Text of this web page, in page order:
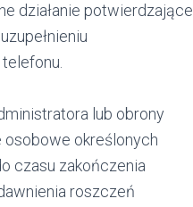
działanie potwierdzające
lub obrony
określonych
czasu zakończenia
roszczeń